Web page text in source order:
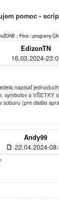
pomoc -
::Fóra::programy
EdizonTN
16.03.2024-
napísať
symbolov a VŠETKY
súboru (pre ďalšie
Andy99
22.04.2024-